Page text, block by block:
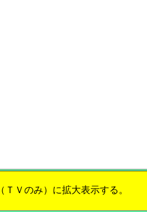
Ｖのみ）に拡大表示する。